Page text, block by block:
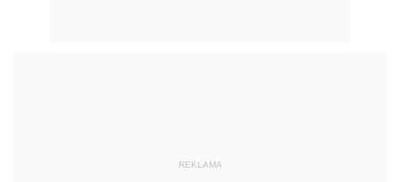
REKLAMA